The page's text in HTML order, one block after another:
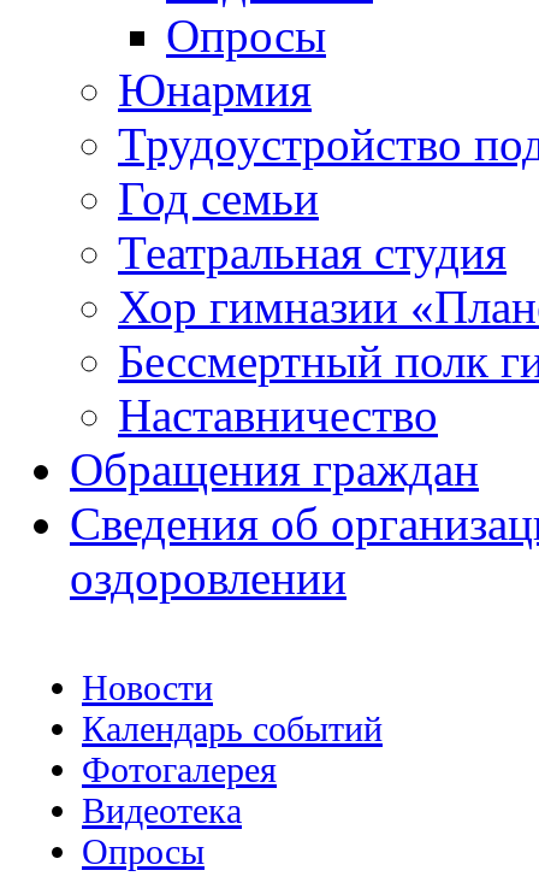
Опросы
Юнармия
Трудоустройство
Год семьи
Театральная студия
Хор гимназии
Бессмертный полк
Наставничество
Обращения граждан
Сведения об
оздоровлении
Новости
Календарь событий
Фотогалерея
Видеотека
Опросы